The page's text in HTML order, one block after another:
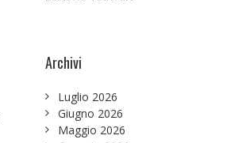
Archivi
Luglio 2026
Giugno 2026
Maggio 2026